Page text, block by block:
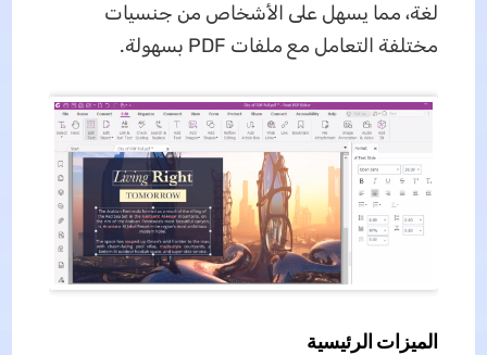
لغة، مما يسهل على الأشخاص من جنسيات
مختلفة التعامل مع ملفات PDF بسهولة.
الميزات الرئيسية